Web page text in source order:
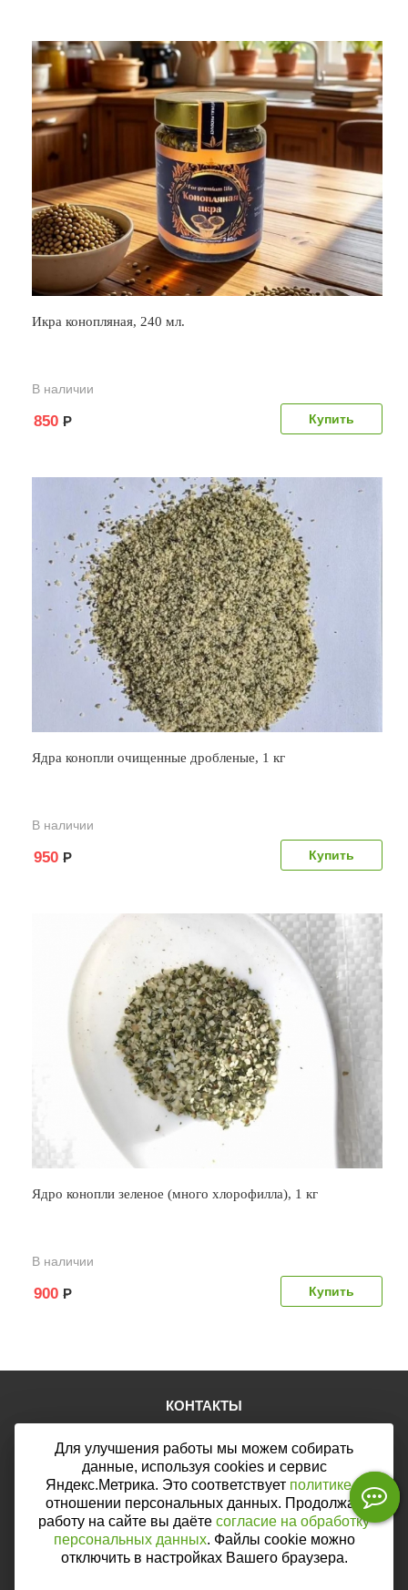
Икра конопляная, 240 мл.
В наличии
850 Р
Ядра конопли очищенные дробленые, 1 кг
В наличии
950 Р
Ядро конопли зеленое (много хлорофилла), 1 кг
В наличии
900 Р
КОНТАКТЫ
E-mail:mail@web46.ru
Мы в соцсетях:
Мы принимаем к оплате:
Для улучшения работы мы можем собирать
данные, используя cookies и сервис
Яндекс.Метрика. Это соответствует политикев
отношении персональных данных. Продолжая
работу на сайте вы даёте согласие на обработку
персональных данных. Файлы cookie можно
отключить в настройках Вашего браузера.